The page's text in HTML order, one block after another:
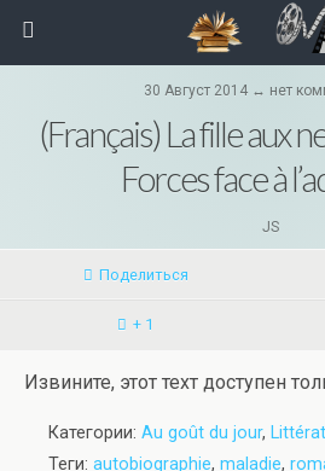
30 Август 2014 ↔ нет
(Français) La fille aux
Forces face à
JS
Поделиться
+ 1
Извините, этот техт доступен
Категории: Au goût du jour,
Теги: autobiographie, maladie,